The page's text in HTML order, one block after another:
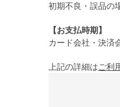
初期不良・誤品の
【お支払時期】
カード会社・決済
上記の詳細はご利